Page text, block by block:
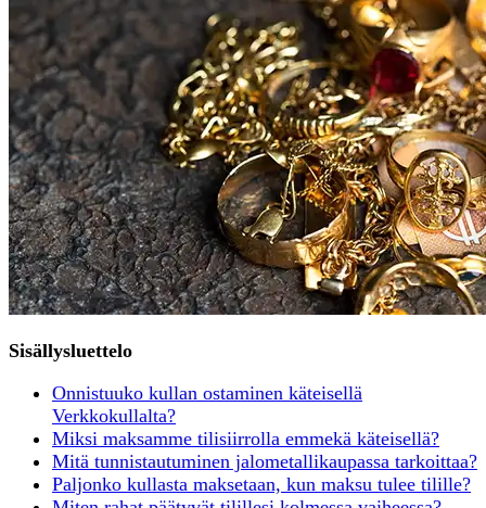
Sisällysluettelo
Onnistuuko kullan ostaminen käteisellä
Verkkokullalta?
Miksi maksamme tilisiirrolla emmekä käteisellä?
Mitä tunnistautuminen jalometallikaupassa tarkoittaa?
Paljonko kullasta maksetaan, kun maksu tulee tilille?